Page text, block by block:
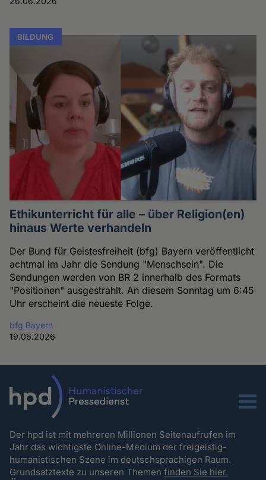
BILDUNG
Ethikunterricht für alle – über Religion(en)
hinaus Werte verhandeln
Der Bund für Geistesfreiheit (bfg) Bayern veröffentlicht
achtmal im Jahr die Sendung "Menschsein". Die
Sendungen werden von BR 2 innerhalb des Formats
"Positionen" ausgestrahlt. An diesem Sonntag um 6:45
Uhr erscheint die neueste Folge.
bfg Bayern
19.06.2026
Menu
Der hpd ist mit mehreren Millionen Seitenaufrufen im
Jahr das wichtigste Online-Medium der freigeistig-
humanistischen Szene im deutschsprachigen Raum.
Grundsatztexte zu unseren Themenfinden Sie hier.